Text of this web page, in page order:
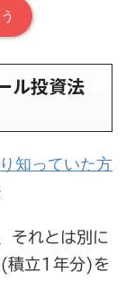
ル投資法
知っていた方
それとは別に
(積立1年分)を